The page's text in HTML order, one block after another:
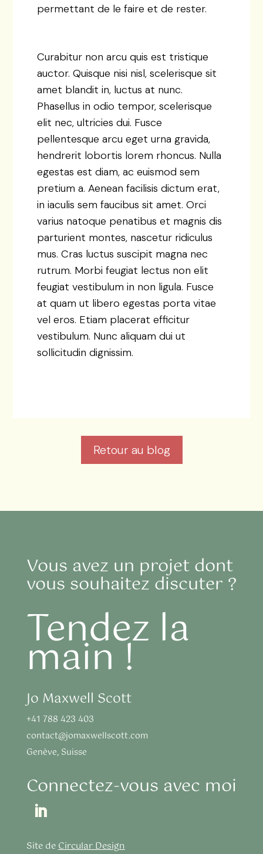
permettant de le faire et de rester.
Curabitur non arcu quis est tristique
auctor. Quisque nisi nisl, scelerisque sit
amet blandit in, luctus at nunc.
Phasellus in odio tempor, scelerisque
elit nec, ultricies dui. Fusce
pellentesque arcu eget urna gravida,
hendrerit lobortis lorem rhoncus. Nulla
egestas est diam, ac euismod sem
pretium a. Aenean facilisis dictum erat,
in iaculis sem faucibus sit amet. Orci
varius natoque penatibus et magnis dis
parturient montes, nascetur ridiculus
mus. Cras luctus suscipit magna nec
rutrum. Morbi feugiat lectus non elit
feugiat vestibulum in non ligula. Fusce
at quam ut libero egestas porta vitae
vel eros. Etiam placerat efficitur
vestibulum. Nunc aliquam dui ut
sollicitudin dignissim.
Retour au blog
Vous avez un projet dont
vous souhaitez discuter ?
Tendez la
main !
Jo Maxwell Scott
+41 788 423 403
contact@jomaxwellscott.com
Genève, Suisse
Connectez-vous avec moi
Site deCircular Design